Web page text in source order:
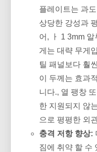
플레이트는 과
상당한 강성과
어, ㅏ 1 3mm
게는 대략 무게
틸 패널보다 훨
이 두께는 효과
니다., 열 팽창
한 지원되지 않
으로 평평한 외
충격 저항 향상:
짐에 취약 할 수